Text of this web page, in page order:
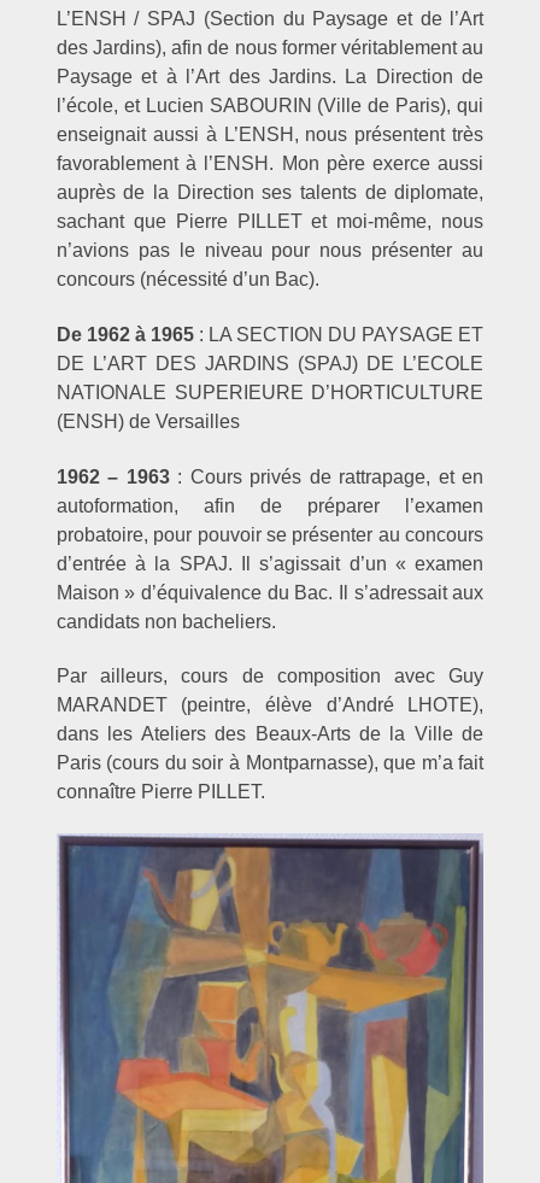
L’ENSH / SPAJ (Section du Paysage et de l’Art
des Jardins), afin de nous former véritablement au
Paysage et à l’Art des Jardins. La Direction de
l’école, et Lucien SABOURIN (Ville de Paris), qui
enseignait aussi à L’ENSH, nous présentent très
favorablement à l’ENSH. Mon père exerce aussi
auprès de la Direction ses talents de diplomate,
sachant que Pierre PILLET et moi-même, nous
n’avions pas le niveau pour nous présenter au
concours (nécessité d’un Bac).
De 1962 à 1965: LA SECTION DU PAYSAGE ET
DE L’ART DES JARDINS (SPAJ) DE L’ECOLE
NATIONALE SUPERIEURE D’HORTICULTURE
(ENSH) de Versailles
1962 – 1963: Cours privés de rattrapage, et en
autoformation, afin de préparer l’examen
probatoire, pour pouvoir se présenter au concours
d’entrée à la SPAJ. Il s’agissait d’un « examen
Maison » d’équivalence du Bac. Il s’adressait aux
candidats non bacheliers.
Par ailleurs, cours de composition avec Guy
MARANDET (peintre, élève d’André LHOTE),
dans les Ateliers des Beaux-Arts de la Ville de
Paris (cours du soir à Montparnasse), que m’a fait
connaître Pierre PILLET.